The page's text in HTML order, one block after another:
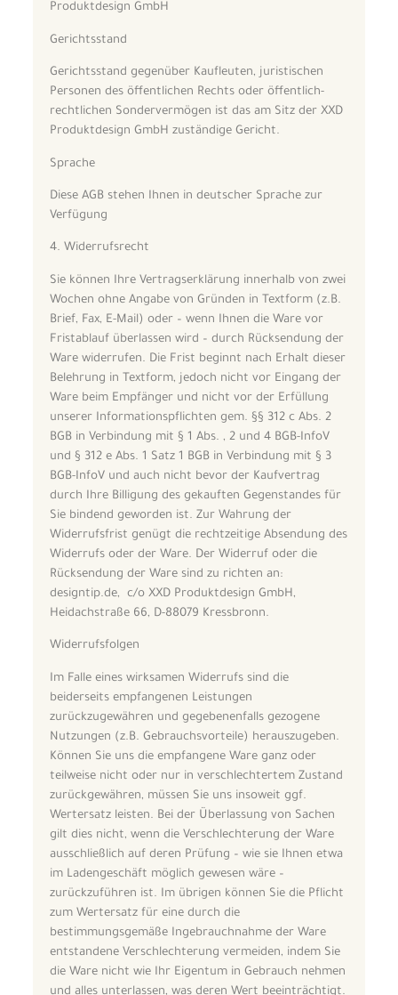
Produktdesign GmbH
Gerichtsstand
Gerichtsstand gegenüber Kaufleuten, juristischen
Personen des öffentlichen Rechts oder öffentlich-
rechtlichen Sondervermögen ist das am Sitz der XXD
Produktdesign GmbH zuständige Gericht.
Sprache
Diese AGB stehen Ihnen in deutscher Sprache zur
Verfügung
4. Widerrufsrecht
Sie können Ihre Vertragserklärung innerhalb von zwei
Wochen ohne Angabe von Gründen in Textform (z.B.
Brief, Fax, E-Mail) oder – wenn Ihnen die Ware vor
Fristablauf überlassen wird – durch Rücksendung der
Ware widerrufen. Die Frist beginnt nach Erhalt dieser
Belehrung in Textform, jedoch nicht vor Eingang der
Ware beim Empfänger und nicht vor der Erfüllung
unserer Informationspflichten gem. §§ 312 c Abs. 2
BGB in Verbindung mit § 1 Abs. , 2 und 4 BGB-InfoV
und § 312 e Abs. 1 Satz 1 BGB in Verbindung mit § 3
BGB-InfoV und auch nicht bevor der Kaufvertrag
durch Ihre Billigung des gekauften Gegenstandes für
Sie bindend geworden ist. Zur Wahrung der
Widerrufsfrist genügt die rechtzeitige Absendung des
Widerrufs oder der Ware. Der Widerruf oder die
Rücksendung der Ware sind zu richten an:
designtip.de, c/o XXD Produktdesign GmbH,
Heidachstraße 66, D-88079 Kressbronn.
Widerrufsfolgen
Im Falle eines wirksamen Widerrufs sind die
beiderseits empfangenen Leistungen
zurückzugewähren und gegebenenfalls gezogene
Nutzungen (z.B. Gebrauchsvorteile) herauszugeben.
Können Sie uns die empfangene Ware ganz oder
teilweise nicht oder nur in verschlechtertem Zustand
zurückgewähren, müssen Sie uns insoweit ggf.
Wertersatz leisten. Bei der Überlassung von Sachen
gilt dies nicht, wenn die Verschlechterung der Ware
ausschließlich auf deren Prüfung – wie sie Ihnen etwa
im Ladengeschäft möglich gewesen wäre –
zurückzuführen ist. Im übrigen können Sie die Pflicht
zum Wertersatz für eine durch die
bestimmungsgemäße Ingebrauchnahme der Ware
entstandene Verschlechterung vermeiden, indem Sie
die Ware nicht wie Ihr Eigentum in Gebrauch nehmen
und alles unterlassen, was deren Wert beeinträchtigt.